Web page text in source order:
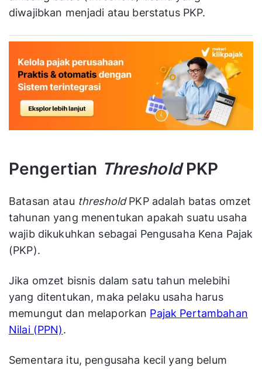
diwajibkan menjadi atau berstatus PKP.
Pengertian ThresholdPKP
Batasan atau thresholdPKP adalah batas omzet
tahunan yang menentukan apakah suatu usaha
wajib dikukuhkan sebagai Pengusaha Kena Pajak
(PKP).
Jika omzet bisnis dalam satu tahun melebihi
yang ditentukan, maka pelaku usaha harus
memungut dan melaporkan Pajak Pertambahan
Nilai (PPN).
Sementara itu, pengusaha kecil yang belum